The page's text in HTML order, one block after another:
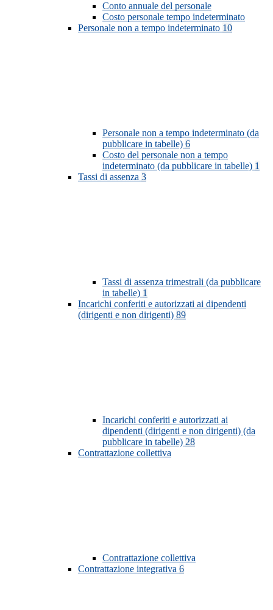
Conto annuale del personale
Costo personale tempo indeterminato
Personale non a tempo indeterminato 10
Personale non a tempo indeterminato (da
pubblicare in tabelle) 6
Costo del personale non a tempo
indeterminato (da pubblicare in tabelle) 1
Tassi di assenza 3
Tassi di assenza trimestrali (da pubblicare
in tabelle) 1
Incarichi conferiti e autorizzati ai dipendenti
(dirigenti e non dirigenti) 89
Incarichi conferiti e autorizzati ai
dipendenti (dirigenti e non dirigenti) (da
pubblicare in tabelle) 28
Contrattazione collettiva
Contrattazione collettiva
Contrattazione integrativa 6